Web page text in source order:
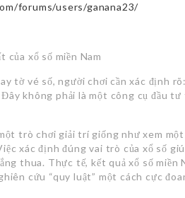
forums/users/ganana23/
của xổ số miền Nam
tờ vé số, người chơi cần xác định
Đây không phải là một công cụ đầu
trò chơi giải trí giống như xem
xác định đúng vai trò của xổ số
thua. Thực tế, kết quả xổ số miền
cứu “quy luật” một cách cực